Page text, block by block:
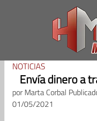
NOTICIAS
Envía dinero a
porMarta Corbal
01/05/2021